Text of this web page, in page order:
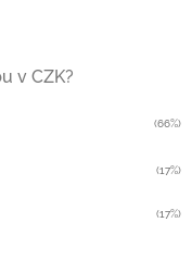
v CZK?
(66%)
(17%)
(17%)